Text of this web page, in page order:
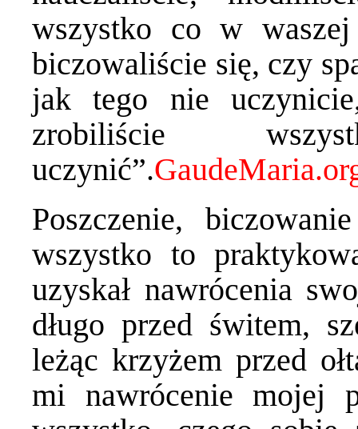
wszystko co w
biczowaliście się, czy
jak tego nie
zrobiliście
uczynić”.
Poszczenie,
wszystko to
uzyskał nawrócenia
długo przed świtem,
leżąc krzyżem przed
mi nawrócenie mojej